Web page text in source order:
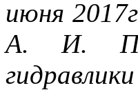
июня
А. И.